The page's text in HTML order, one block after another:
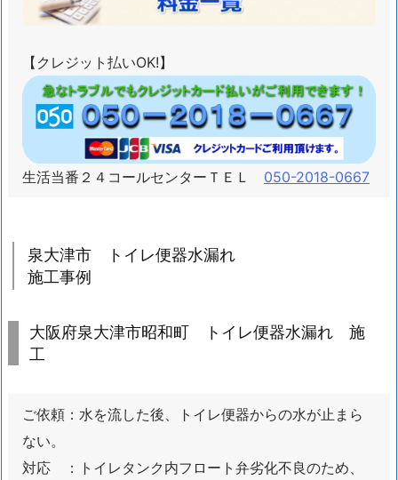
便
水
漏
れ
事
5.
1.
阪
津
【クレジット払いOK!】
生活当番２４コールセンターＴＥＬ 050-2018-0667
泉大津市 トイレ便器水漏れ
施工事例
大阪府泉大津市昭和町 トイレ便器水漏れ 施
工
ご依頼：水を流した後、トイレ便器からの水が止まら
ない。
対応 ：トイレタンク内フロート弁劣化不良のため、